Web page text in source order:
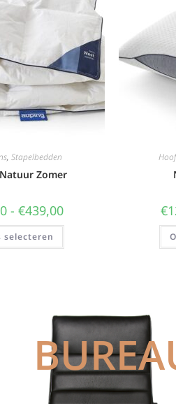
, Stapelbedden
Zomer
- €439,00
selecteren
€